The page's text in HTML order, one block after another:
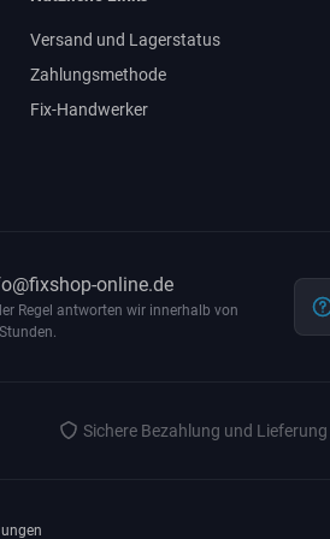
Versand und Lagerstatus
Zahlungsmethode
Fix-Handwerker
online.de
Regel antworten wir innerhalb von
Sichere Bezahlung und Lieferung